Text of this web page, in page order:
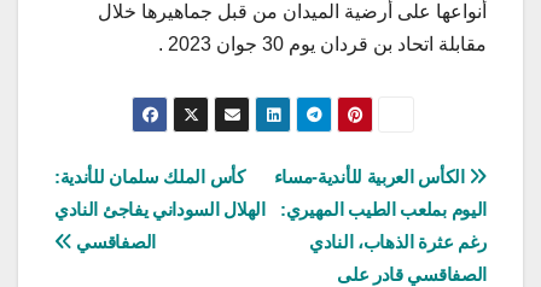
أنواعها على أرضية الميدان من قبل جماهيرها خلال
مقابلة اتحاد بن قردان يوم 30 جوان 2023 .
تصفّح
المقالات
كأس الملك سلمان للأندية:
الهلال السوداني يفاجئ النادي
الصفاقسي
الكأس العربية للأندية-مساء
اليوم بملعب الطيب المهيري:
رغم عثرة الذهاب، النادي
الصفاقسي قادر على